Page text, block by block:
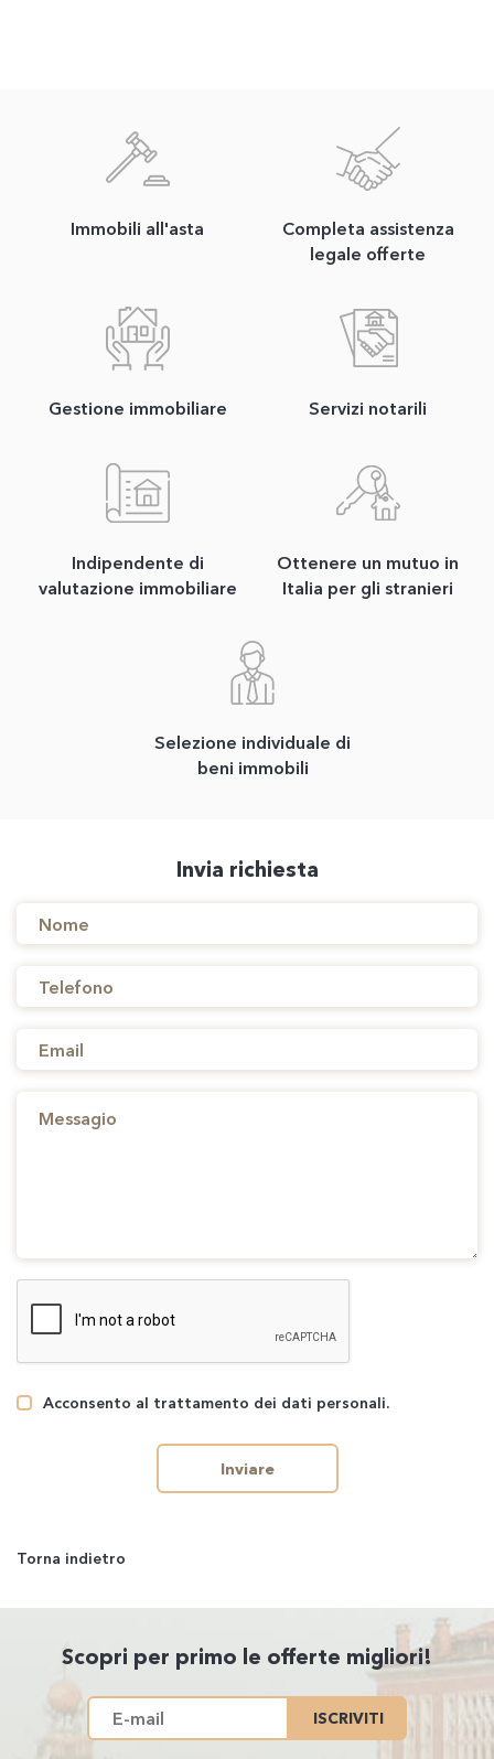
Immobili all'asta
Completa assistenza
legale offerte
Gestione immobiliare Servizi notarili
Indipendente di
valutazione immobiliare
Ottenere un mutuo in
Italia per gli stranieri
Selezione individuale di
beni immobili
Invia richiesta
Acconsento al trattamento dei dati personali.
Inviare
Torna indietro
Scopri per primo le offerte migliori!
ISCRIVITI